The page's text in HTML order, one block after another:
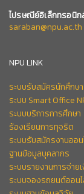
ไปรษณีย์อิเล็กทรอนิก
saraban@npu.ac.th
NPU LINK
ระบบรับสมัครนักศึกษา
ระบบ Smart Office
ระบบบริการการศึกษา
ร้องเรียนการทุจริต
ระบบรับสมัครงานออ
ฐานข้อมูลบุคลากร
ระบบรายงานการจ่าย
ระบบจองรถยนต์ออน